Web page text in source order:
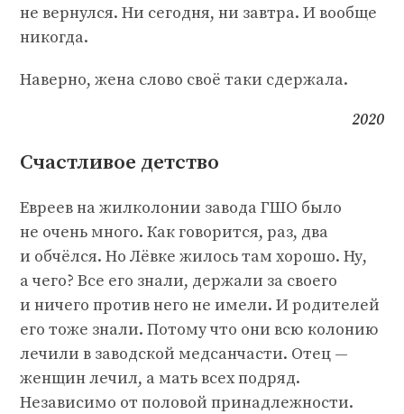
не вернулся. Ни сегодня, ни завтра. И вообще
никогда.
Наверно, жена слово своё таки сдержала.
2020
Счастливое детство
Евреев на жилколонии завода ГШО было
не очень много. Как говорится, раз, два
и обчёлся. Но Лёвке жилось там хорошо. Ну,
а чего? Все его знали, держали за своего
и ничего против него не имели. И родителей
его тоже знали. Потому что они всю колонию
лечили в заводской медсанчасти. Отец —
женщин лечил, а мать всех подряд.
Независимо от половой принадлежности.